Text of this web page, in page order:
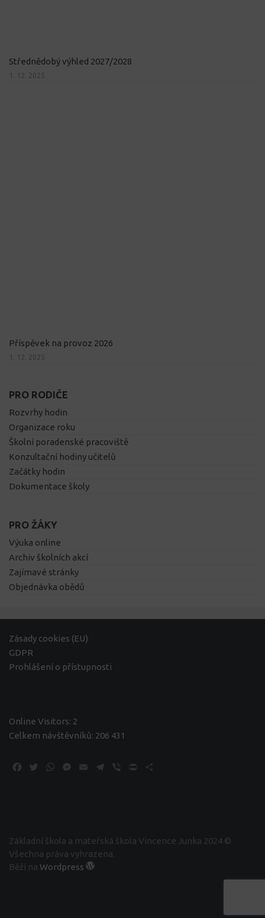
Střednědobý výhled 2027/2028
1. 12. 2025
Příspěvek na provoz 2026
1. 12. 2025
PRO RODIČE
Rozvrhy hodin
Organizace roku
Školní poradenské pracoviště
Konzultační hodiny učitelů
Začátky hodin
Dokumentace školy
PRO ŽÁKY
Výuka online
Archiv školních akcí
Zajímavé stránky
Objednávka obědů
Zásady cookies (EU)
GDPR
Prohlášení o přístupnosti
Online Visitors: 2
Celkem návštěvníků: 206 431
Facebook
TwitterWhatsApp
Messenger
Email Telegram
Viber Print
Základní škola a mateřská škola Vincence Junka 2024 ©
Všechna práva vyhrazena.
Běží na Wordpress